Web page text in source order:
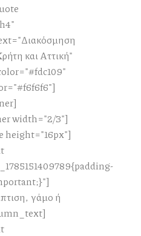
και Αττική"
width="2/3"]
height="16px"]
γάμο ή